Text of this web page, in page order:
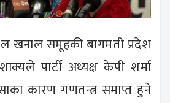
खनाल समूहकी बागमती प्रदेश
पार्टी अध्यक्ष केपी शर्मा
कारण गणतन्त्र समाप्त हुने